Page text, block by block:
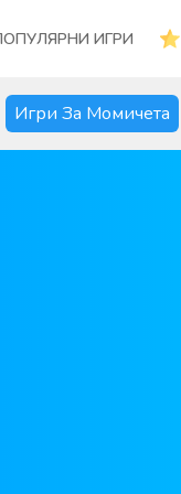
ИГРИ
Игри За Момичета